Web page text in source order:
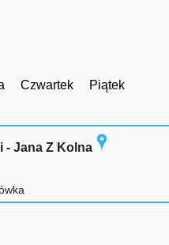
Czwartek
Piątek
- Jana Z Kolna